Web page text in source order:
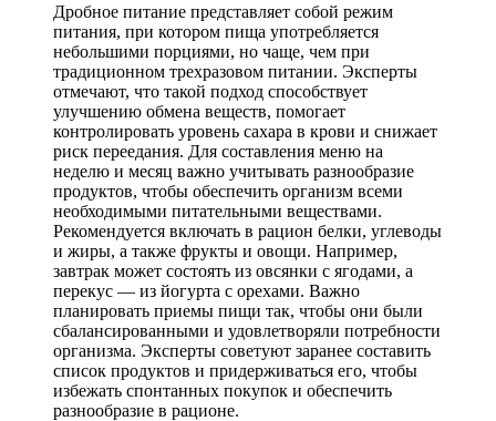
Дробное питание представляет собой режим
питания, при котором пища употребляется
небольшими порциями, но чаще, чем при
традиционном трехразовом питании. Эксперты
отмечают, что такой подход способствует
улучшению обмена веществ, помогает
контролировать уровень сахара в крови и снижает
риск переедания. Для составления меню на
неделю и месяц важно учитывать разнообразие
продуктов, чтобы обеспечить организм всеми
необходимыми питательными веществами.
Рекомендуется включать в рацион белки, углеводы
и жиры, а также фрукты и овощи. Например,
завтрак может состоять из овсянки с ягодами, а
перекус — из йогурта с орехами. Важно
планировать приемы пищи так, чтобы они были
сбалансированными и удовлетворяли потребности
организма. Эксперты советуют заранее составить
список продуктов и придерживаться его, чтобы
избежать спонтанных покупок и обеспечить
разнообразие в рационе.